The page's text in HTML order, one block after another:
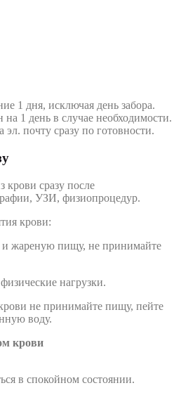
1 дня, исключая день забора.
1 день в случае необходимости.
почту сразу по готовности.
крови сразу после
УЗИ, физиопроцедур.
крови:
жареную пищу, не принимайте
нагрузки.
не принимайте пищу, пейте
воду.
крови
в спокойном состоянии.